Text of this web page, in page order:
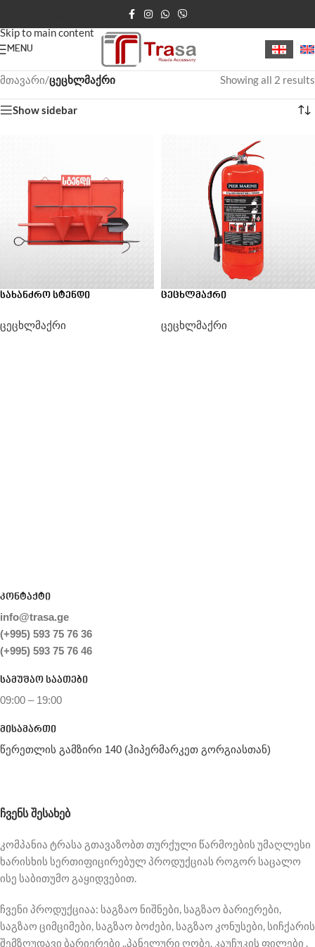
Skip to main content
MENU
მთავარი/ცეცხლმაქრი Showing all 2 results
Show sidebar
სახანძრო სტენდი
ცეცხლმაქრი
ცეცხლმაქრი
ცეცხლმაქრი
კონტაქტი
info@trasa.ge
(+995) 593 75 76 36
(+995) 593 75 76 46
სამუშაო საათები
09:00 – 19:00
მისამართი
წერეთლის გამზირი 140 (ჰიპერმარკეთ გორგიასთან)
ᲩᲕᲔᲜᲡ ᲨᲔᲡᲐᲮᲔᲑ
კომპანია ტრასა გთავაზობთ თურქული წარმოების უმაღლესი
ხარისხის სერთიფიცირებულ პროდუქციას როგორ საცალო
ისე საბითუმო გაყიდვებით.
ჩვენი პროდუქციაა: საგზაო ნიშნები, საგზაო ბარიერები,
საგზაო ციმციმები, საგზაო ბოძები, საგზაო კონუსები, სიჩქარის
შემზღუდავი ბარიერები ..პანელური ღობე. კაუჩუკის ფილები .